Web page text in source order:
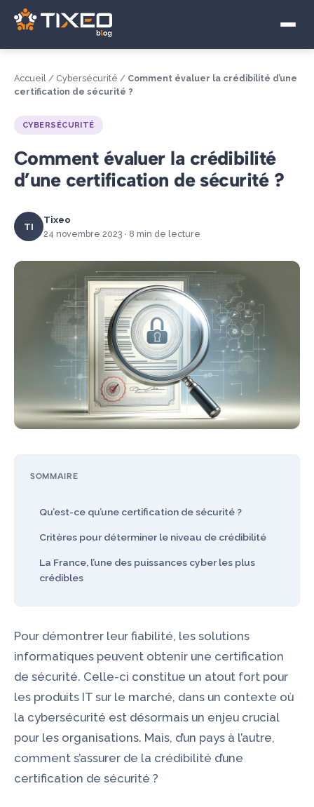
Visioconférence
Souveraineté numérique
Accueil / Cybersécurité / Comment évaluer la crédibilité d’une
certification de sécurité ?
CYBERSÉCURITÉ
Comment évaluer la crédibilité
d’une certification de sécurité ?
TI
Tixeo
24 novembre 2023 · 8 min de lecture
SOMMAIRE
Qu’est-ce qu’une certification de sécurité ?
Critères pour déterminer le niveau de crédibilité
La France, l’une des puissances cyber les plus
crédibles
Pour démontrer leur fiabilité, les solutions
informatiques peuvent obtenir une certification
de sécurité. Celle-ci constitue un atout fort pour
les produits IT sur le marché, dans un contexte où
la cybersécurité est désormais un enjeu crucial
pour les organisations. Mais, d’un pays à l’autre,
comment s’assurer de la crédibilité d’une
certification de sécurité ?